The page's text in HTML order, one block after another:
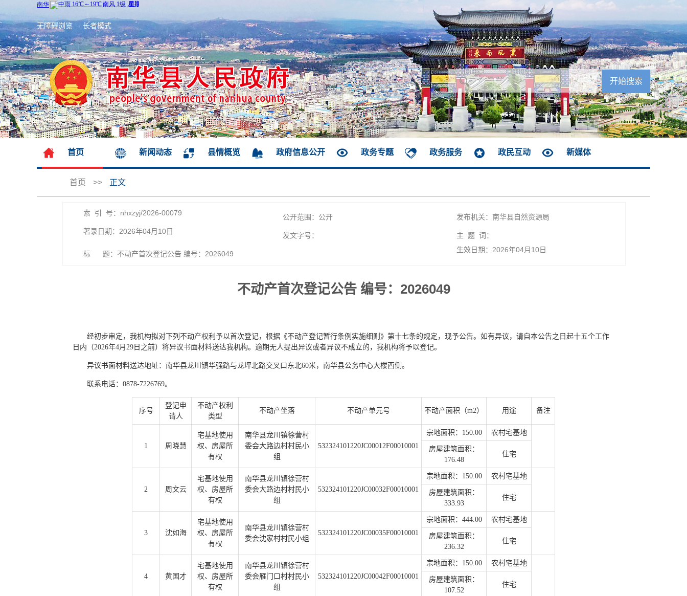
无障碍浏览 长者模式
首页 新闻动态 县情概览 政府信息公开 政务专题 政务服务 政民互动 新媒体
首页 >> 正文
索 引 号：nhxzyj/2026-00079 公开范围：公开
发布机关：南华县自然资源局
著录日期：2026年04月10日
发文字号： 主 题 词：
标 题：不动产首次登记公告 编号：2026049 生效日期：2026年04月10日
不动产首次登记公告 编号：2026049
经初步审定，我机构拟对下列不动产权利予以首次登记，根据《不动产登记暂行条例实施细则》第十七条的规定，现予公告。如有异议，请自本公告之日起十五个工作
日内（2026年4月29日之前）将异议书面材料送达我机构。逾期无人提出异议或者异议不成立的，我机构将予以登记。
异议书面材料送达地址：南华县龙川镇华强路与龙坪北路交叉口东北60米，南华县公务中心大楼西侧。
联系电话：0878-7226769。
序号
登记申
请人
不动产权利
类型
不动产坐落 不动产单元号 不动产面积（m2） 用途 备注
1 周晓慧
宅基地使用
权、房屋所
有权
南华县龙川镇徐营村
委会大路边村村民小
组
532324101220JC00012F00010001
宗地面积：150.00 农村宅基地
房屋建筑面积：
176.48
住宅
2 周文云
宅基地使用
权、房屋所
有权
南华县龙川镇徐营村
委会大路边村村民小
组
532324101220JC00032F00010001
宗地面积：150.00 农村宅基地
房屋建筑面积：
333.93
住宅
3 沈如海
宅基地使用
权、房屋所
有权
南华县龙川镇徐营村
委会沈家村村民小组
532324101220JC00035F00010001
宗地面积：444.00 农村宅基地
房屋建筑面积：
236.32
住宅
4 黄国才
宅基地使用
权、房屋所
有权
南华县龙川镇徐营村
委会雁门口村村民小
组
532324101220JC00042F00010001
宗地面积：150.00 农村宅基地
房屋建筑面积：
107.52
住宅